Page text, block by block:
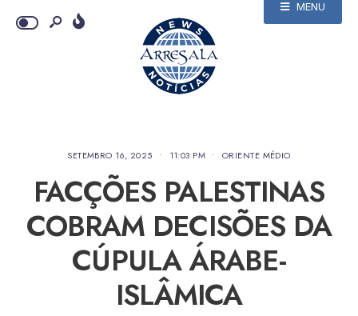
MENU
SETEMBRO 16, 2025 • 11:03 PM • ORIENTE MÉDIO
FACÇÕES PALESTINAS
COBRAM DECISÕES DA
CÚPULA ÁRABE-
ISLÂMICA